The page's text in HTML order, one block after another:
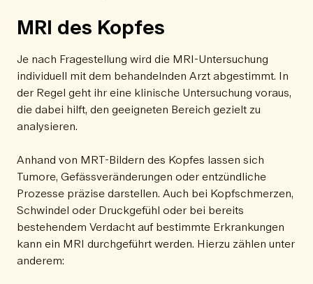
MRI des Kopfes
Je nach Fragestellung wird die MRI-Untersuchung
individuell mit dem behandelnden Arzt abgestimmt. In
der Regel geht ihr eine klinische Untersuchung voraus,
die dabei hilft, den geeigneten Bereich gezielt zu
analysieren.
Anhand von MRT-Bildern des Kopfes lassen sich
Tumore, Gefässveränderungen oder entzündliche
Prozesse präzise darstellen. Auch bei Kopfschmerzen,
Schwindel oder Druckgefühl oder bei bereits
bestehendem Verdacht auf bestimmte Erkrankungen
kann ein MRI durchgeführt werden. Hierzu zählen unter
anderem: